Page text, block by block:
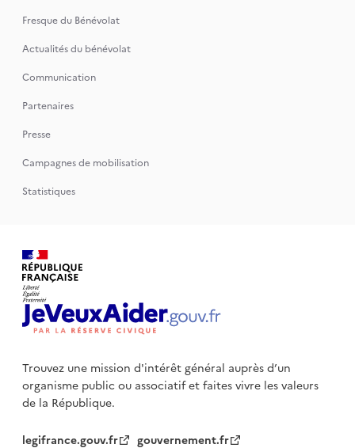
Fresque du Bénévolat
Actualités du bénévolat
Communication
Partenaires
Presse
Campagnes de mobilisation
Statistiques
Trouvez une mission d'intérêt général auprès d’un
organisme publicou associatif et faites vivre les valeurs
de la République.
legifrance.gouv.fr gouvernement.fr